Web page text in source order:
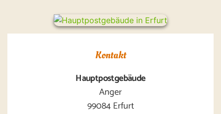
Kontakt
Hauptpostgebäude
Anger
99084 Erfurt